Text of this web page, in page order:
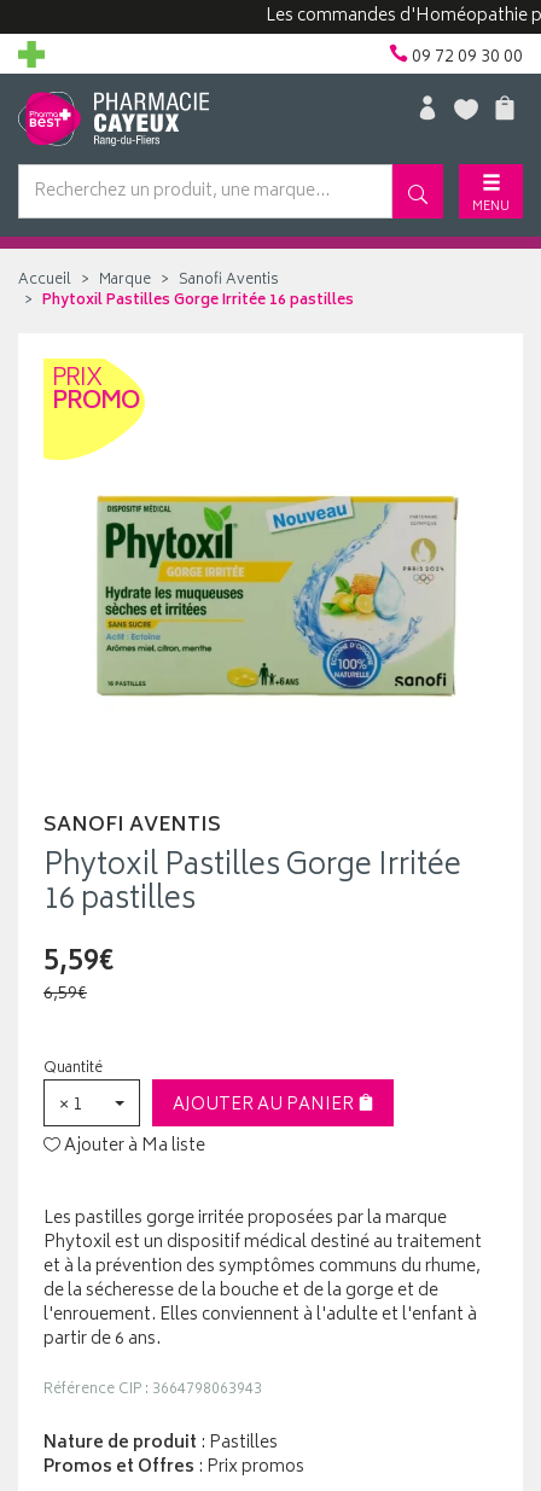
Les commandes d'Homéopathie
09 72 09 30 00
MENU
Accueil Marque
Sanofi Aventis
Phytoxil Pastilles Gorge Irritée 16 pastilles
PRIX
PROMO
SANOFI AVENTIS
Phytoxil Pastilles Gorge Irritée
16 pastilles
5,59€
6,59€
Quantité
× 1
AJOUTER AU PANIER
Ajouter à Ma liste
Les pastilles gorge irritée proposées par la marque
Phytoxil est un dispositif médical destiné au traitement
et à la prévention des symptômes communs du rhume,
de la sécheresse de la bouche et de la gorge et de
l'enrouement. Elles conviennent à l'adulte et l'enfant à
partir de 6 ans.
Référence CIP : 3664798063943
Nature de produit : Pastilles
Promos et Offres : Prix promos